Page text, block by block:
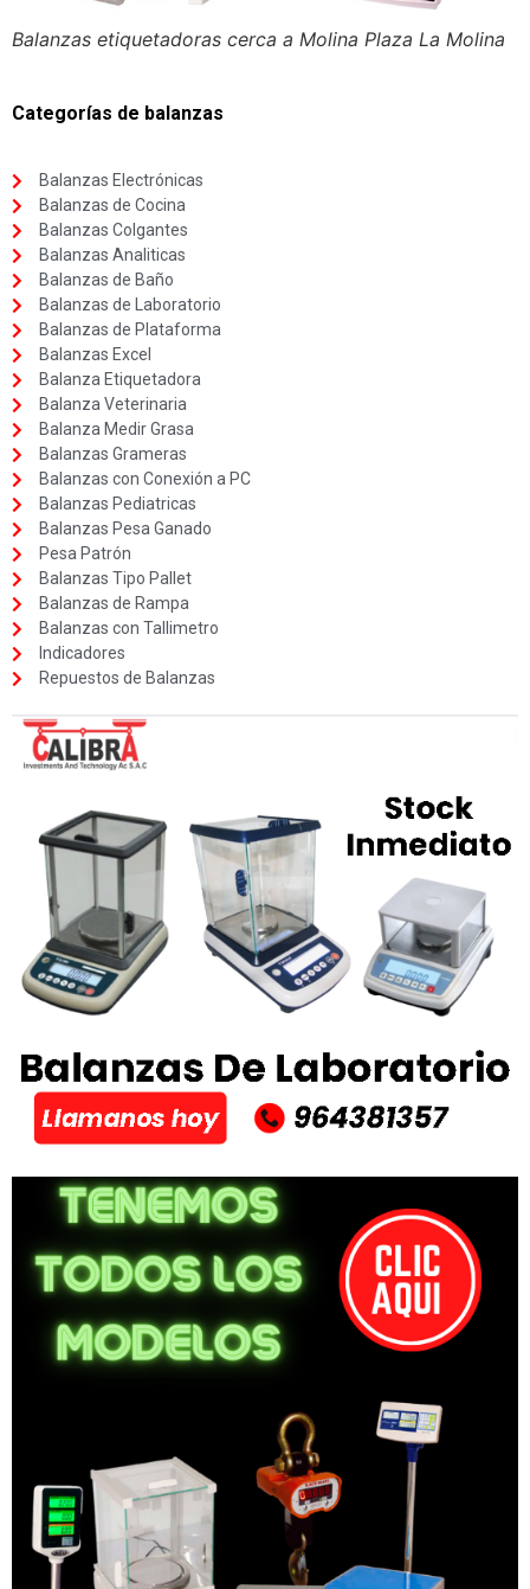
Balanzas etiquetadoras cerca a Molina Plaza La Molina
Categorías de balanzas
Balanzas Electrónicas
Balanzas de Cocina
Balanzas Colgantes
Balanzas Analiticas
Balanzas de Baño
Balanzas de Laboratorio
Balanzas de Plataforma
Balanzas Excel
Balanza Etiquetadora
Balanza Veterinaria
Balanza Medir Grasa
Balanzas Grameras
Balanzas con Conexión a PC
Balanzas Pediatricas
Balanzas Pesa Ganado
Pesa Patrón
Balanzas Tipo Pallet
Balanzas de Rampa
Balanzas con Tallimetro
Indicadores
Repuestos de Balanzas